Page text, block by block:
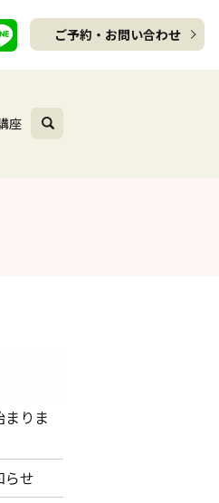
ご予約・お問い合わせ
座
りま
せ